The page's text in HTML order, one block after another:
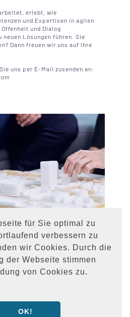
für Sie optimal zu
verbessern zu
wir Cookies. Durch die
der Webseite stimmen
von Cookies zu.
OK!
erlebt, wie
und Expertisen in agilen
und Dialog
Lösungen führen. Sie
Dann freuen wir uns auf Ihre
uns per E-Mail zusenden an: